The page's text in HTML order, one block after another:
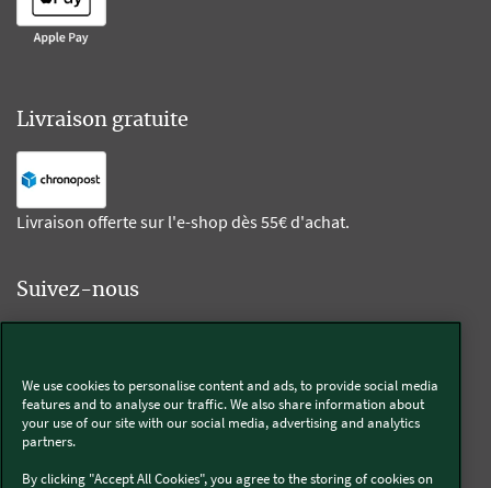
Livraison gratuite
Livraison offerte sur l'e-shop dès 55€ d'achat.
Suivez-nous
Thermomix®
We use cookies to personalise content and ads, to provide social media
features and to analyse our traffic. We also share information about
your use of our site with our social media, advertising and analytics
partners.
By clicking "Accept All Cookies", you agree to the storing of cookies on